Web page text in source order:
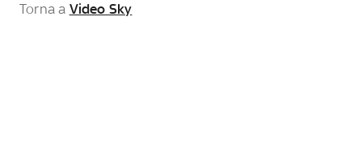
Torna a Video Sky